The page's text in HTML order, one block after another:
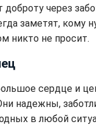
через
заметят, кому
никто не просит.
сердце и
надежны,
в любой